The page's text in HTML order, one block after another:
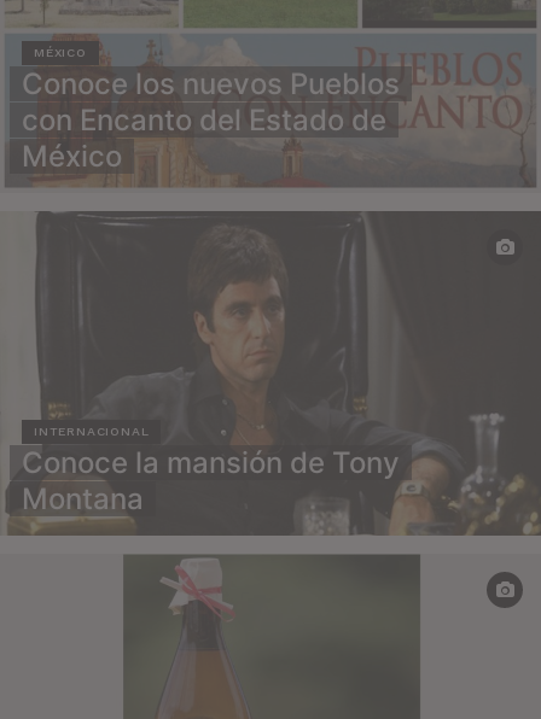
MÉXICO
Conoce los nuevos Pueblos
con Encanto del Estado de
México
INTERNACIONAL
Conoce la mansión de Tony
Montana